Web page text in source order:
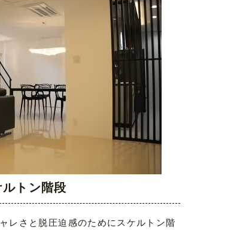
トン階段
レさと脱圧迫感のためにスケルトン階